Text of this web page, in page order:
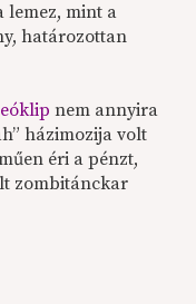
lemez, mint a
határozottan
nem annyira
házimozija volt
éri a pénzt,
zombitánckar